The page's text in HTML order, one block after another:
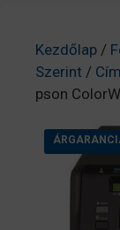
Kezdőlap /
Szerint /
pson